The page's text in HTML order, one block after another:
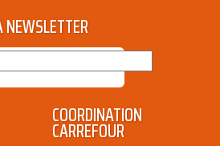
NEWSLETTER
COORDINATION
CARREFOUR